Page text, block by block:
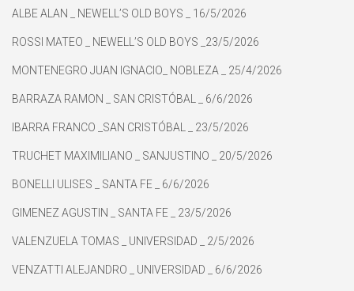
ALBE ALAN _ NEWELL’S OLD BOYS _ 16/5/2026
ROSSI MATEO _ NEWELL’S OLD BOYS _23/5/2026
MONTENEGRO JUAN IGNACIO_ NOBLEZA _ 25/4/2026
BARRAZA RAMON _ SAN CRISTÓBAL _ 6/6/2026
IBARRA FRANCO _SAN CRISTÓBAL _ 23/5/2026
TRUCHET MAXIMILIANO _ SANJUSTINO _ 20/5/2026
BONELLI ULISES _ SANTA FE _ 6/6/2026
GIMENEZ AGUSTIN _ SANTA FE _ 23/5/2026
VALENZUELA TOMAS _ UNIVERSIDAD _ 2/5/2026
VENZATTI ALEJANDRO _ UNIVERSIDAD _ 6/6/2026